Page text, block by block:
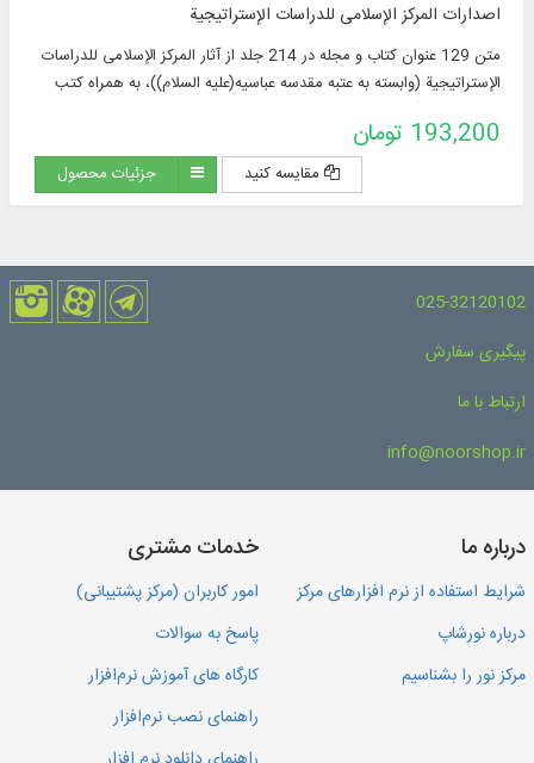
اصدارات المرکز الإسلامی للدراسات الإستراتیجیة
متن 129 عنوان کتاب و مجله در 214 جلد از آثار المرکز الإسلامی للدراسات
الإستراتیجیة (وابسته به عتبه مقدسه عباسیه(علیه السلام))، به همراه کتب
193,200 تومان
مقایسه کنید جزئیات محصول
025-32120102
پیگیری سفارش
ارتباط با ما
info@noorshop.ir
درباره ما
شرایط استفاده از نرم افزارهای مرکز
درباره نورشاپ
مرکز نور را بشناسیم
خدمات مشتری
امور کاربران (مرکز پشتیبانی)
پاسخ به سوالات
کارگاه های آموزش نرم‌افزار
راهنمای نصب نرم‌افزار